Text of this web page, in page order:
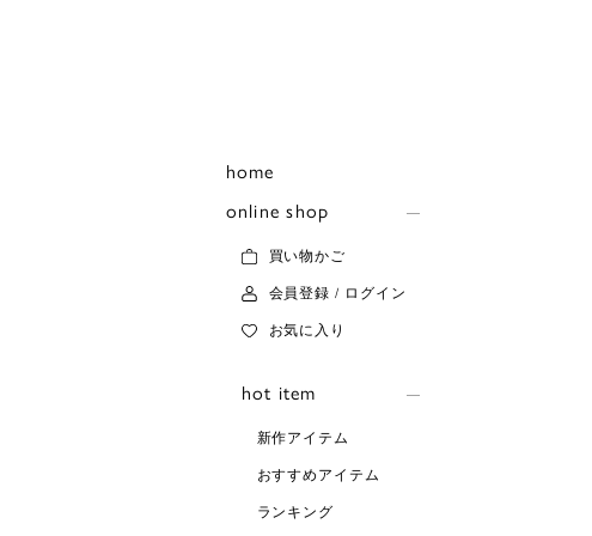
home
online shop
買い物かご
会員登録 / ログイン
お気に入り
hot item
新作アイテム
おすすめアイテム
ランキング